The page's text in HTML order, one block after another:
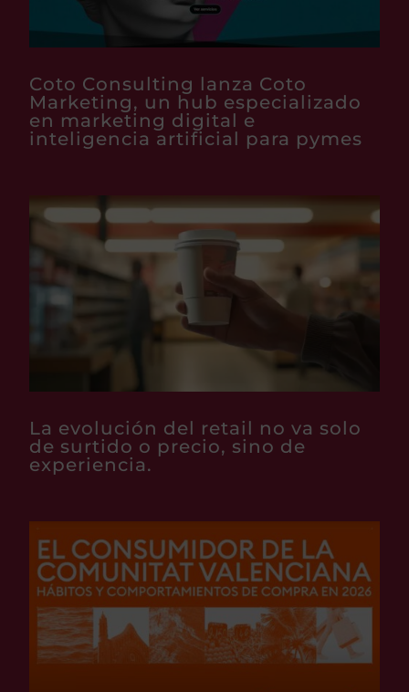
Coto Consulting lanza Coto
Marketing, un hub especializado
en marketing digital e
inteligencia artificial para pymes
La evolución del retail no va solo
de surtido o precio, sino de
experiencia.